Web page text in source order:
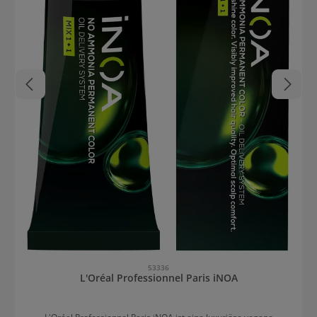
53336
L'Oréal Professionnel Paris iNOA